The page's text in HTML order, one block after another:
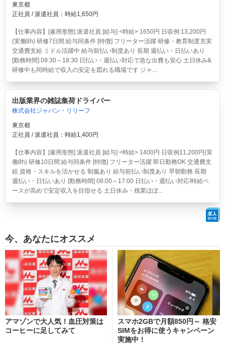
東京都
正社員 / 派遣社員：時給1,650円
【仕事内容】[雇用形態] 派遣社員 [給与] <時給> 1650円 日収例:13,200円
(実働8h) 研修7日間:給与同条件 [特徴] フリーター活躍 研修・教育制度充実
交通費支給 ミドル活躍中 給与前払い制度あり 長期 週払い・日払いあり
[勤務時間] 09:30～18:30 日払い・週払い対応で急な出費も安心 土日休み&
研修中も同時給で収入の安定を図れる職場です ジャ...
出版業界の雑誌集荷ドライバー
株式会社ジャパン・リリーフ
東京都
正社員 / 派遣社員：時給1,400円
【仕事内容】[雇用形態] 派遣社員 [給与] <時給> 1400円 日収例11,200円(実
働8h) 研修10日間:給与同条件 [特徴] フリーター活躍 即日勤務OK 交通費支
給 資格・スキルを活かせる 制服あり 給与前払い制度あり 早朝勤務 長期
週払い・日払いあり [勤務時間] 08:00～17:00 日払い・週払い対応!時給ベ
ースが高めで安定収入を目指せる 土日休み・残業ほぼ...
今、あなたにオススメ
アマゾンで大人気！血圧対策は
コーヒーに足してみて
スマホ2GBで月額850円～ 格安
SIMをお得に使うキャンペーン
実施中！